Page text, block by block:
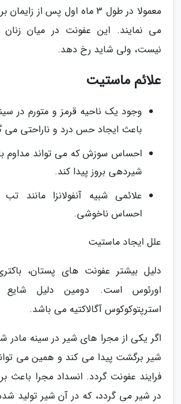
معمولا در طول 3 ماه اول پس از
می نمایند. این عفونت در میان
نیست، ولی شاید رخ دهد.
علائم ماستیت
وجود یک ناحیه قرمز و متورم در
باعث ایجاد حس درد و ناراحتی می
احساس سوزش که می تواند مداوم
شیردهی بروز پیدا کند.
علائمی شبیه آنفولانزا مانند
احساس ناخوشی.
علل ایجاد ماستیت
دلیل بیشتر عفونت های پستان،
اورئوس است. دومین دلیل شایع
استرپتوکوکوس آگالاکتیه می باشد.
اگر یکی از مجرا های شیر در سینه مادر
شیر برگشت پیدا می کند و همین می
فرایند عفونت گردد. انسداد مجرا باعث
در شیر می گردد، که در آن شیر تولید